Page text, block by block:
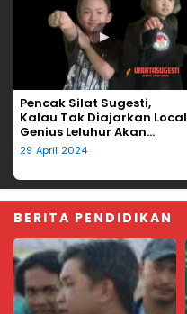
▶
Pencak Silat Sugesti,
Kalau Tak Diajarkan Local
Genius Leluhur Akan
Hilang
29 April 2024
BERITA PENDIDIKAN